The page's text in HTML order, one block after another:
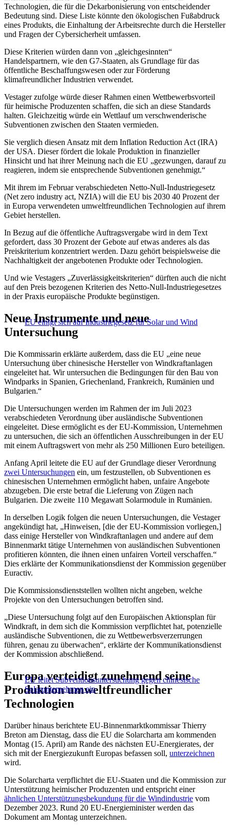
Technologien, die für die Dekarbonisierung von entscheidender
Bedeutung sind. Diese Liste könnte den ökologischen Fußabdruck
eines Produkts, die Einhaltung der Arbeitsrechte durch die Hersteller
und Fragen der Cybersicherheit umfassen.
Diese Kriterien würden dann von „gleichgesinnten“
Handelspartnern, wie den G7-Staaten, als Grundlage für das
öffentliche Beschaffungswesen oder zur Förderung
klimafreundlicher Industrien verwendet.
Vestager zufolge würde dieser Rahmen einen Wettbewerbsvorteil
für heimische Produzenten schaffen, die sich an diese Standards
halten. Gleichzeitig würde ein Wettlauf um verschwenderische
Subventionen zwischen den Staaten vermieden.
Sie verglich diesen Ansatz mit dem Inflation Reduction Act (IRA)
der USA. Dieser fördert die lokale Produktion in finanzieller
Hinsicht und hat ihrer Meinung nach die EU „gezwungen, darauf zu
reagieren, indem sie entsprechende Subventionen genehmigt.“
Mit ihrem im Februar verabschiedeten Netto-Null-Industriegesetz
(Net zero industry act, NZIA) will die EU bis 2030 40 Prozent der
in Europa verwendeten umweltfreundlichen Technologien auf ihrem
Gebiet herstellen.
In Bezug auf die öffentliche Auftragsvergabe wird in dem Text
gefordert, dass 30 Prozent der Gebote auf etwas anderes als das
Preiskriterium konzentriert werden. Dazu gehört beispielsweise die
Nachhaltigkeit der angebotenen Produkte oder Technologien.
Und wie Vestagers „Zuverlässigkeitskriterien“ dürften auch die nicht
auf den Preis bezogenen Kriterien des Netto-Null-Industriegesetzes
in der Praxis europäische Produkte begünstigen.
EU einigt sich auf Industriegesetz für Solar und Wind
Neue Instrumente und neue
Untersuchung
Die Kommissarin erklärte außerdem, dass die EU „eine neue
Untersuchung über chinesische Hersteller von Windkraftanlagen
eingeleitet hat. Wir untersuchen die Bedingungen für den Bau von
Windparks in Spanien, Griechenland, Frankreich, Rumänien und
Bulgarien.“
Die Untersuchungen werden im Rahmen der im Juli 2023
verabschiedeten Verordnung über ausländische Subventionen
eingeleitet. Diese ermöglicht es der EU-Kommission, Unternehmen
zu untersuchen, die sich an öffentlichen Ausschreibungen in der EU
mit einem Auftragswert von mehr als 250 Millionen Euro beteiligen.
Anfang April leitete die EU auf der Grundlage dieser Verordnung
zwei Untersuchungen ein, um festzustellen, ob Subventionen es
chinesischen Unternehmen ermöglicht haben, unfaire Angebote
abzugeben. Die erste betraf die Lieferung von Zügen nach
Bulgarien. Die zweite 110 Megawatt Solarmodule in Rumänien.
In derselben Logik folgen die neuen Untersuchungen, die Vestager
angekündigt hat, „Hinweisen, [die der EU-Kommission vorliegen,]
dass einige Hersteller von Windkraftanlagen und andere auf dem
Binnenmarkt tätige Unternehmen von ausländischen Subventionen
profitieren könnten, die ihnen einen unfairen Vorteil verschaffen.“
Dies erklärte der Kommunikationsdienst der Kommission gegenüber
Euractiv.
Die Kommissionsdienststellen wollten nicht angeben, welche
Projekte von den Untersuchungen betroffen sind.
„Diese Untersuchung folgt auf den Europäischen Aktionsplan für
Windkraft, in dem sich die Kommission verpflichtet hat, potenzielle
ausländische Subventionen, die zu Wettbewerbsverzerrungen
führen, genau zu überwachen“, erklärte der Kommunikationsdienst
der Kommission abschließend.
EU leitet Subventionsuntersuchung gegen chinesische
Solarunternehmen ein
Europa verteidigt zunehmend seine
Produktion umweltfreundlicher
Technologien
Darüber hinaus berichtete EU-Binnenmarktkommissar Thierry
Breton am Dienstag, dass die EU die Solarcharta am kommenden
Montag (15. April) am Rande des nächsten EU-Energierates, der
sich mit der Energiezukunft Europas befassen soll, unterzeichnen
wird.
Die Solarcharta verpflichtet die EU-Staaten und die Kommission zur
Unterstützung heimischer Produzenten und entspricht einer
ähnlichen Unterstützungsbekundung für die Windindustrie vom
Dezember 2023. Rund 20 EU-Energieminister werden das
Dokument am Montag unterzeichnen.